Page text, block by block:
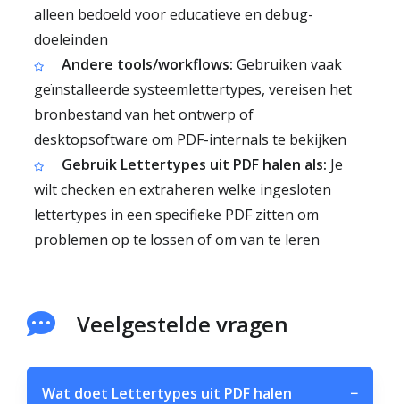
alleen bedoeld voor educatieve en debug-
doeleinden
Andere tools/workflows: Gebruiken vaak
geïnstalleerde systeemlettertypes, vereisen het
bronbestand van het ontwerp of
desktopsoftware om PDF-internals te bekijken
Gebruik Lettertypes uit PDF halen als: Je
wilt checken en extraheren welke ingesloten
lettertypes in een specifieke PDF zitten om
problemen op te lossen of om van te leren
Veelgestelde vragen
Wat doet Lettertypes uit PDF halen
−